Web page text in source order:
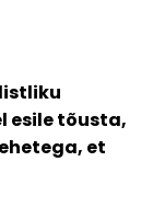
esile tõusta,
et